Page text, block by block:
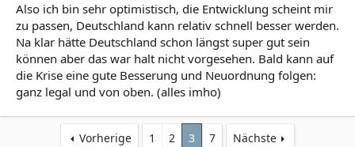
Also ich bin sehr optimistisch, die Entwicklung scheint mir
zu passen, Deutschland kann relativ schnell besser werden.
Na klar hätte Deutschland schon längst super gut sein
können aber das war halt nicht vorgesehen. Bald kann auf
die Krise eine gute Besserung und Neuordnung folgen:
ganz legal und von oben. (alles imho)
Vorherige 1 2 3 7 Nächste